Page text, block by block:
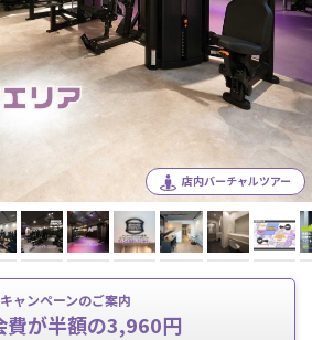
店内バーチャルツアー
キャンペーンのご案内
費が半額の3,960円